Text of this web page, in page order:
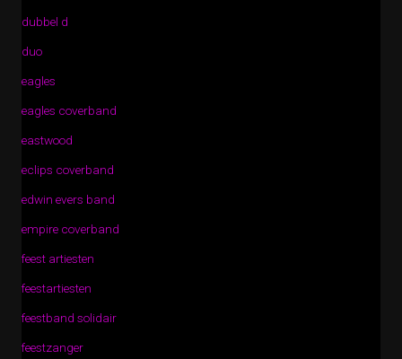
dubbel d
duo
eagles
eagles coverband
eastwood
eclips coverband
edwin evers band
empire coverband
feest artiesten
feestartiesten
feestband solidair
feestzanger